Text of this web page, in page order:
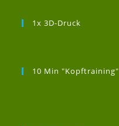
1x 3D-Druck
10 Min "Kopftraining"